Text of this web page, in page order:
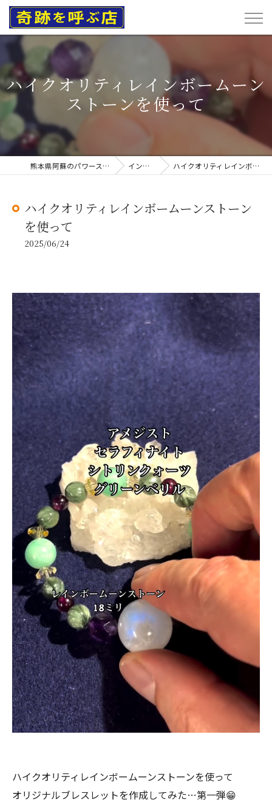
ハイクオリティレインボームーン
ストーンを使って
熊本県阿蘇のパワーストーンなら奇跡を呼ぶ店 インスタグラム ハイクオリティレインボームーンストーンを使って
ハイクオリティレインボームーンストーン
を使って
2025/06/24
ハイクオリティレインボームーンストーンを使って
オリジナルブレスレットを作成してみた…第一弾😁